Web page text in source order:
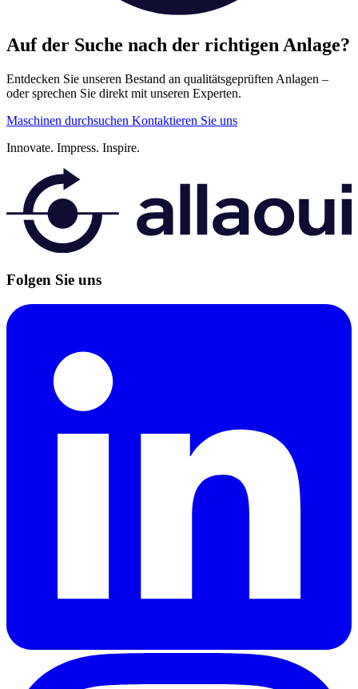
Auf der Suche nach der richtigen Anlage?
Entdecken Sie unseren Bestand an qualitätsgeprüften Anlagen –
oder sprechen Sie direkt mit unseren Experten.
Maschinen durchsuchen Kontaktieren Sie uns
Innovate. Impress. Inspire.
Folgen Sie uns